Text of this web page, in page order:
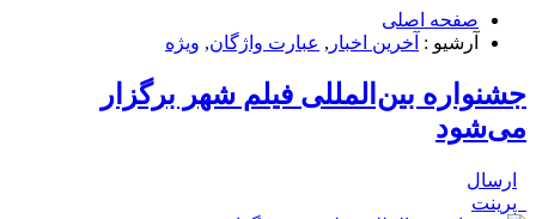
صفحه اصلی
آرشیو : آخرین اخبار , عبارت واژگان, ویژه
جشنواره بین‌المللی فیلم شهر برگزار
می‌شود
ارسال
پرینت